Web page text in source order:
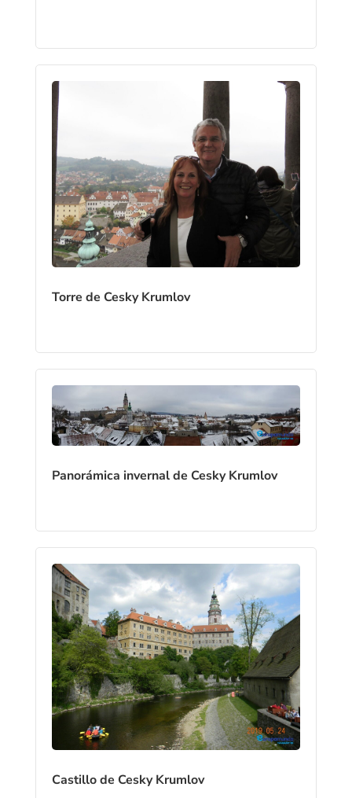
Torre de Cesky Krumlov
Panorámica invernal de Cesky Krumlov
Castillo de Cesky Krumlov